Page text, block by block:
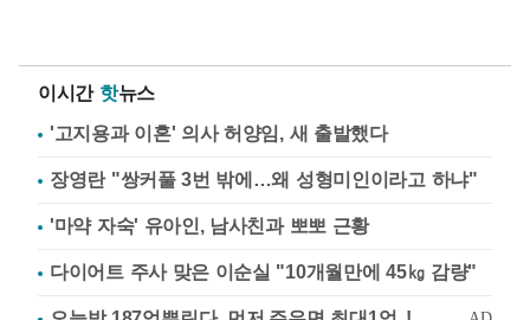
이시간 핫뉴스
'고지용과 이혼' 의사 허양임, 새 출발했다
장영란 "쌍커풀 3번 밖에…왜 성형미인이라고 하냐"
'마약 자숙' 유아인, 남사친과 뽀뽀 근황
다이어트 주사 맞은 이순실 "10개월만에 45㎏ 감량"